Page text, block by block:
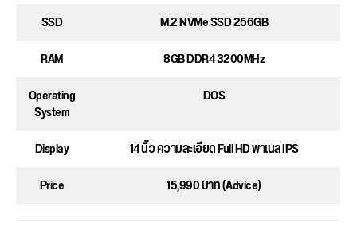
SSD
M.2 NVMe SSD 256GB
RAM
8GB DDR4 3200MHz
Operating
System
DOS
Display
14 นิ้ว ความละเอียด Full HD พาเนล IPS
Price
15,990 บาท (Advice)